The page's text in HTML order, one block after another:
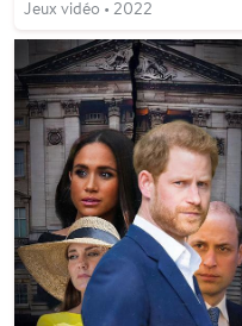
Jeux vidéo • 2022